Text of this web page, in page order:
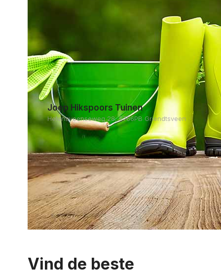
Joep Hikspoors Tuinen
Helenaveenseweg 28, 5766PB Griendtsveen
Vind de beste